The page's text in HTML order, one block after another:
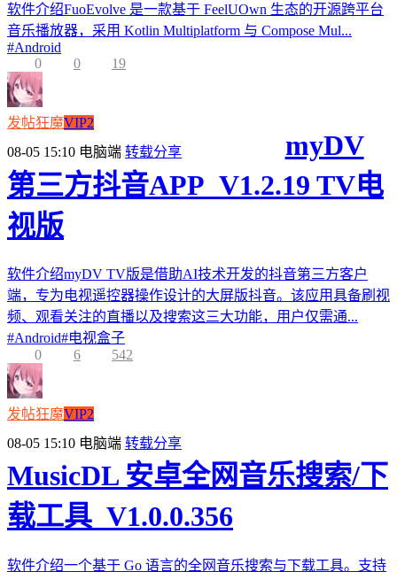
软件介绍FuoEvolve 是一款基于 FeelUOwn 生态的开源跨平台
音乐播放器，采用 Kotlin Multiplatform 与 Compose Mul...
#Android
0
0 19
发帖狂魔VIP2
08-05 15:10 电脑端 转载分享
myDV
第三方抖音APP_V1.2.19 TV电
视版
软件介绍myDV TV版是借助AI技术开发的抖音第三方客户
端，专为电视遥控器操作设计的大屏版抖音。该应用具备刷视
频、观看关注的直播以及搜索这三大功能，用户仅需通...
#Android#电视盒子
0
6 542
发帖狂魔VIP2
08-05 15:10 电脑端 转载分享
MusicDL 安卓全网音乐搜索/下
载工具_V1.0.0.356
软件介绍一个基于 Go 语言的全网音乐搜索与下载工具。支持